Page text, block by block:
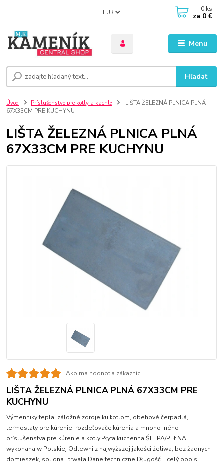
Menu
EUR
Hľadať
0 ks
za 0 €
Úvod Príslušenstvo pre kotly a kachle
LIŠTA ŽELEZNÁ PLNICA PLNÁ
67X33CM PRE KUCHYNU
LIŠTA ŽELEZNÁ PLNICA PLNÁ
67X33CM PRE KUCHYNU
Ako ma hodnotia zákazníci
LIŠTA ŽELEZNÁ PLNICA PLNÁ 67X33CM PRE
KUCHYNU
Výmenniky tepla, záložné zdroje ku kotlom, obehové čerpadlá,
termostaty pre kúrenie, rozdeľovače kúrenia a mnoho iného
príslušenstva pre kúrenie a kotly.Płyta kuchenna ŚLEPA/PEŁNA
wykonana w Polskiej Odlewni z najwyższej jakości żeliwa, bez żadnych
domieszek, solidna i trwała.Dane techniczne:Długość... celý popis